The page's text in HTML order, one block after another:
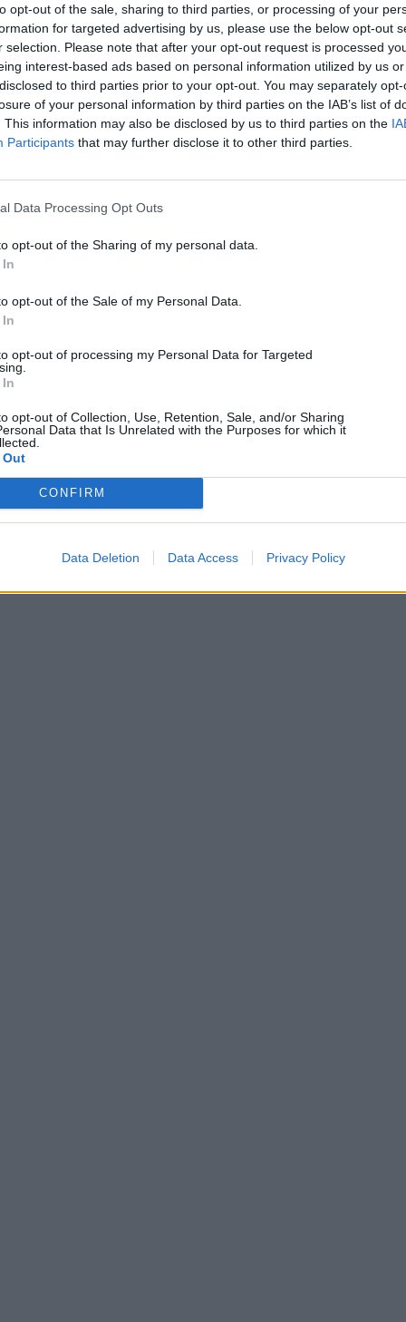
opt-out of the sale, sharing to third parties, or processing of your
for targeted advertising by us, please use the below opt-out
selection. Please note that after your opt-out request is processed
interest-based ads based on personal information utilized by us
to third parties prior to your opt-out. You may separately
of your personal information by third parties on the IAB’s list of
This information may also be disclosed by us to third parties on the
Participants that may further disclose it to other third parties.
Data Processing Opt Outs
opt-out of the Sharing of my personal data.
opt-out of the Sale of my Personal Data.
opt-out of processing my Personal Data for Targeted
opt-out of Collection, Use, Retention, Sale, and/or Sharing
Data that Is Unrelated with the Purposes for which it
CONFIRM
Data Deletion Data Access Privacy Policy